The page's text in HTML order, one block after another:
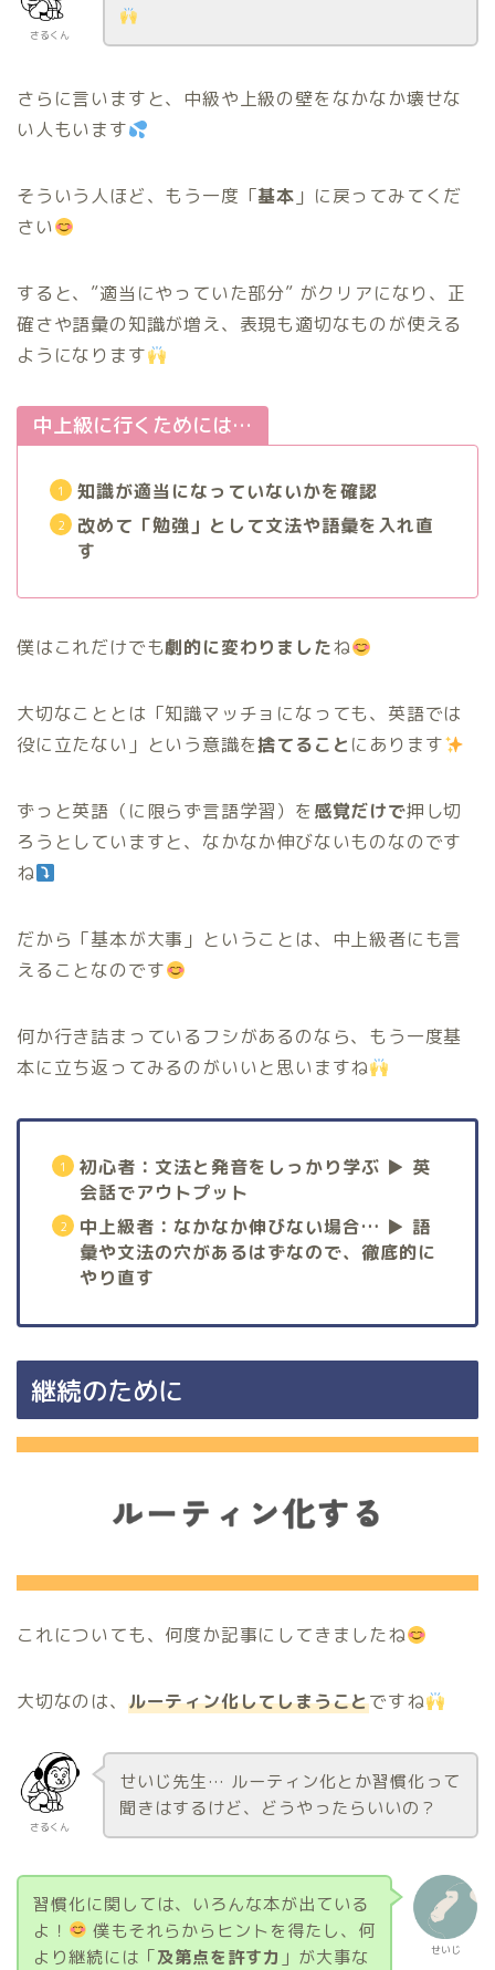
さるくん
さらに言いますと、中級や上級の壁をなかなか壊せな
い人もいます
そういう人ほど、もう一度「基本 」に戻ってみてくだ
さい
すると、”適当にやっていた部分” がクリアになり、正
確さや語彙の知識が増え、表現も適切なものが使える
ようになります
中上級に行くためには…
知識が適当になっていないかを確認
改めて「勉強」として文法や語彙を入れ直
す
僕はこれだけでも劇的に変わりましたね
大切なこととは「知識マッチョになっても、英語では
役に立たない」という意識を捨てること にあります
ずっと英語（に限らず言語学習）を 感覚だけで押し切
ろうとしていますと、なかなか伸びないものなのです
ね
だから「基本が大事」ということは、中上級者にも言
えることなのです
何か行き詰まっているフシがあるのなら、もう一度基
本に立ち返ってみるのがいいと思いますね
初心者：文法と発音をしっかり学ぶ ▶︎ 英
会話でアウトプット
中上級者：なかなか伸びない場合… ▶︎ 語
彙や文法の穴があるはずなので、徹底的に
やり直す
継続のために
これについても、何度か記事にしてきましたね
大切なのは、 ルーティン化してしまうことですね
さるくん
せいじ先生… ルーティン化とか習慣化って
聞きはするけど、どうやったらいいの？
せいじ
習慣化に関しては、いろんな本が出ている
よ！
僕もそれらからヒントを得たし、何
より継続には「及第点を許す力 」が大事な